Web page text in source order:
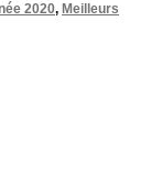
2020, Meilleurs